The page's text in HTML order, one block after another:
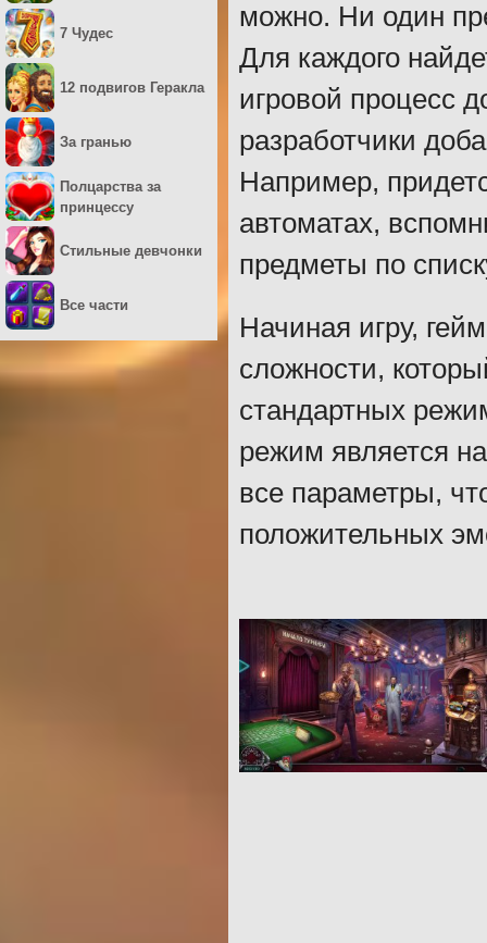
можно. Ни один
Для каждого
игровой процесс
разработчики
Например,
автоматах,
предметы по
Начиная игру,
сложности,
стандартных
режим является
все параметры,
положительных
7 Чудес
12 подвигов Геракла
За гранью
Полцарства за
принцессу
Стильные девчонки
Все части